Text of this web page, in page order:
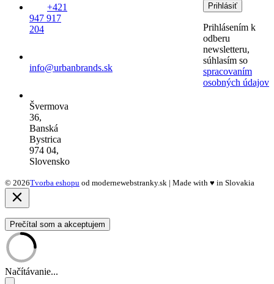
+421
947 917
204
info@urbanbrands.sk
Švermova
36,
Banská
Bystrica
974 04,
Slovensko
Prihlásiť
Prihlásením k
odberu
newsletteru,
súhlasím so
spracovaním
osobných údajov
© 2026Tvorba eshopu od modernewebstranky.sk | Made with ♥ in Slovakia
Prečítal som a akceptujem
Načítávanie...